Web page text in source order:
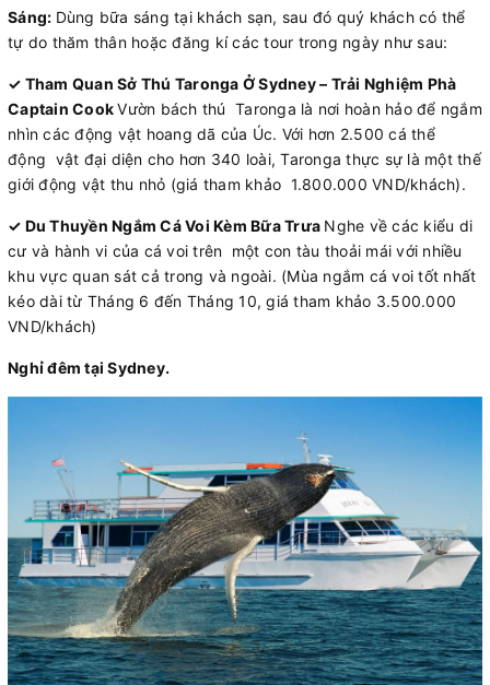
Sáng: Dùng bữa sáng tại khách sạn, sau đó quý khách có thể
tự do thăm thân hoặc đăng kí các tour trong ngày như sau:
✓ Tham Quan Sở Thú Taronga Ở Sydney – Trải Nghiệm Phà
Captain CookVườn bách thú Taronga là nơi hoàn hảo để ngắm
nhìn các động vật hoang dã của Úc. Với hơn 2.500 cá thể
động vật đại diện cho hơn 340 loài, Taronga thực sự là một thế
giới động vật thu nhỏ (giá tham khảo 1.800.000 VND/khách).
✓ Du Thuyền Ngắm Cá Voi Kèm Bữa Trưa Nghe về các kiểu di
cư và hành vi của cá voi trên một con tàu thoải mái với nhiều
khu vực quan sát cả trong và ngoài. (Mùa ngắm cá voi tốt nhất
kéo dài từ Tháng 6 đến Tháng 10, giá tham khảo 3.500.000
VND/khách)
Nghỉ đêm tại Sydney.